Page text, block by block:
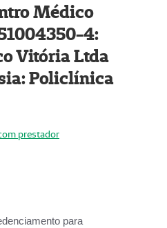
Médico
4:
Vitória Ltda
Policlínica
prestador
para